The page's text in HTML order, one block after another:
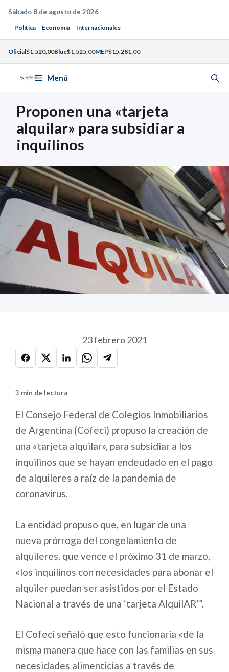
Saltar
contenido
Sábado 8 de agosto de 2026
Política Economía Internacionales
Oficial$1.520,00Blue$1.525,00MEP$15.281,00
Menú
Proponen una «tarjeta
alquilar» para subsidiar a
inquilinos
23 febrero 2021
3 min de lectura
El Consejo Federal de Colegios Inmobiliarios
de Argentina (Cofeci) propuso la creación de
una «tarjeta alquilar», para subsidiar a los
inquilinos que se hayan endeudado en el pago
de alquileres a raíz de la pandemia de
coronavirus.
La entidad propuso que, en lugar de una
nueva prórroga del congelamiento de
alquileres, que vence el próximo 31 de marzo,
«los inquilinos con necesidades para abonar el
alquiler puedan ser asistidos por el Estado
Nacional a través de una ‘tarjeta AlquilAR’”.
El Cofeci señaló que esto funcionaría «de la
misma manera que hace con las familias en sus
necesidades alimenticias a través de